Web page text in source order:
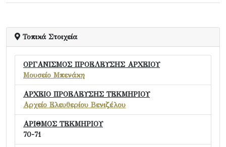
Τοπικά Στοιχεία
ΟΡΓΑΝΙΣΜΟΣ ΠΡΟΕΛΕΥΣΗΣ ΑΡΧΕΙΟΥ
Μουσείο Μπενάκη
ΑΡΧΕΙΟ ΠΡΟΕΛΕΥΣΗΣ ΤΕΚΜΗΡΙΟΥ
Αρχείο Ελευθερίου Βενιζέλου
ΑΡΙΘΜΟΣ ΤΕΚΜΗΡΙΟΥ
70-71